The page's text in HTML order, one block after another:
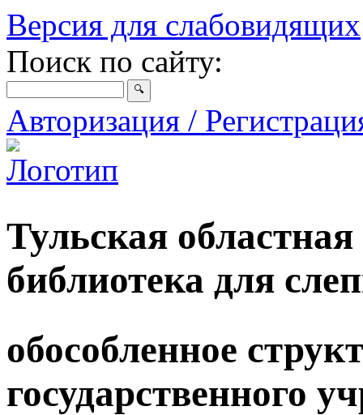
Версия для слабовидящих
Поиск по сайту:
Авторизация /
Тульская
библиотека для
обособленное
государственного